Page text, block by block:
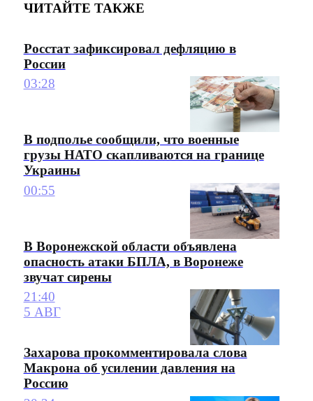
ЧИТАЙТЕ ТАКЖЕ
Росстат зафиксировал дефляцию в
России
03:28
В подполье сообщили, что военные
грузы НАТО скапливаются на границе
Украины
00:55
В Воронежской области объявлена
опасность атаки БПЛА, в Воронеже
звучат сирены
21:40
5 АВГ
Захарова прокомментировала слова
Макрона об усилении давления на
Россию